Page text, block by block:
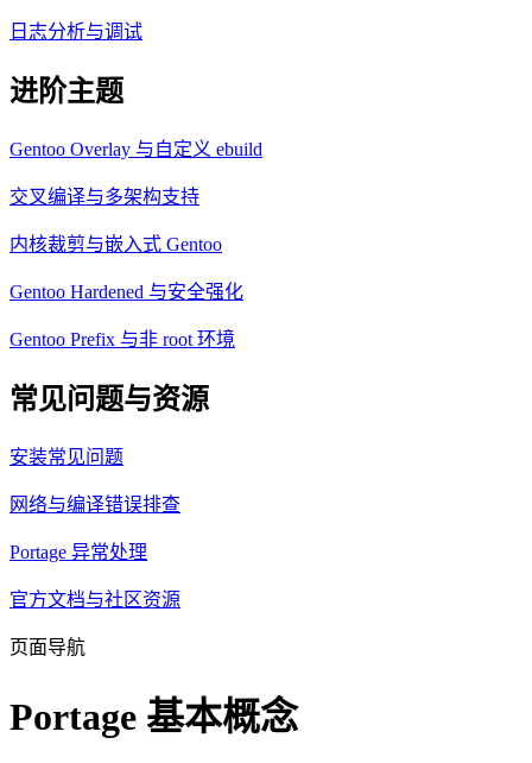
日志分析与调试
进阶主题
Gentoo Overlay 与自定义 ebuild
交叉编译与多架构支持
内核裁剪与嵌入式 Gentoo
Gentoo Hardened 与安全强化
Gentoo Prefix 与非 root 环境
常见问题与资源
安装常见问题
网络与编译错误排查
Portage 异常处理
官方文档与社区资源
页面导航
Portage 基本概念